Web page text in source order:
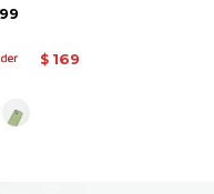
$ 169